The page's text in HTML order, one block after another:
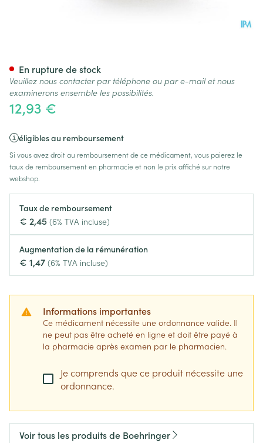
12,93 €
éligibles au remboursement
Si vous avez droit au remboursement de ce médicament, vous paierez le
taux de remboursement en pharmacie et non le prix affiché sur notre
webshop.
Taux de remboursement
€ 2,45 (6% TVA incluse)
Augmentation de la rémunération
€ 1,47 (6% TVA incluse)
Informations importantes
Ce médicament nécessite une ordonnance valide. Il
ne peut pas être acheté en ligne et doit être payé à
la pharmacie après examen par le pharmacien.
Je comprends que ce produit nécessite une
ordonnance.
En rupture de stock
Veuillez nous contacter par téléphone ou par e-mail et nous
examinerons ensemble les possibilités.
Voir tous les produits de Boehringer